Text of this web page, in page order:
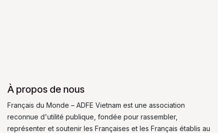
À propos de nous
Français du Monde – ADFE Vietnam est une association
reconnue d'utilité publique, fondée pour rassembler,
représenter et soutenir les Françaises et les Français établis au